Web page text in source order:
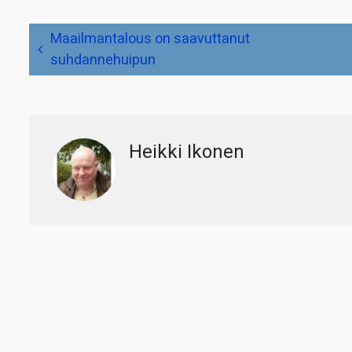
Artikkelien
selausMaailmantalous on saavuttanut
suhdannehuipun
Heikki Ikonen